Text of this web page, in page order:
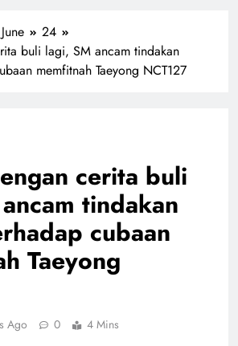
June
24
buli lagi, SM ancam tindakan
memfitnah Taeyong NCT127
cerita buli
tindakan
cubaan
Taeyong
Ago 0 4 Mins